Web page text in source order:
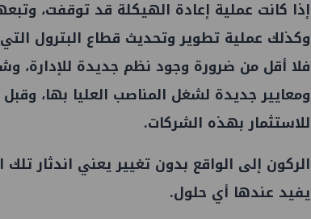
إذا كانت عملية إعادة الهيكلة قد توقفت،
وكذلك عملية تطوير وتحديث قطاع البترول
فلا أقل من ضرورة وجود نظم جديدة للإدارة،
ومعايير جديدة لشغل المناصب العليا بها،
للاستثمار بهذه الشركات.
الركون إلى الواقع بدون تغيير يعني اندثار
يفيد عندها أي حلول.